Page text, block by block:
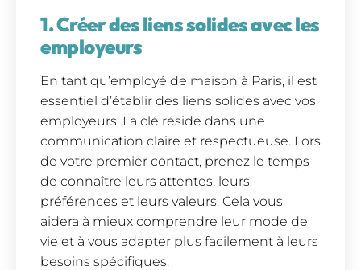
1. Créer des liens solides avec les
employeurs
En tant qu’employé de maison à Paris, il est
essentiel d’établir des liens solides avec vos
employeurs. La clé réside dans une
communication claire et respectueuse. Lors
de votre premier contact, prenez le temps
de connaître leurs attentes, leurs
préférences et leurs valeurs. Cela vous
aidera à mieux comprendre leur mode de
vie et à vous adapter plus facilement à leurs
besoins spécifiques.